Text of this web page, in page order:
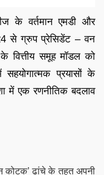
के वर्तमान एमडी और
से ग्रुप प्रेसिडेंट – वन
समूह मॉडल को
प्रयासों के
में एक रणनीतिक बदलाव
कोटक’ ढांचे के तहत अपनी